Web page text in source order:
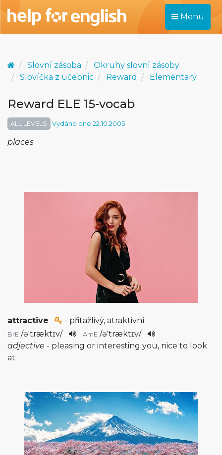
Menu
Slovní zásoba
Okruhy slovní zásoby
Slovíčka z učebnic
Reward Elementary
Reward ELE 15-vocab
ALL LEVELS Vydáno dne 22.10.2005
places
attractive - přitažlivý, atraktivní
BrE /ə'træktɪv/ AmE /ə'træktɪv/
adjective - pleasing or interesting you, nice to look
at